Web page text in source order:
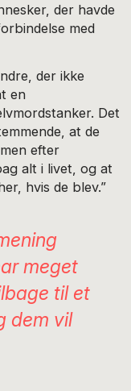
der havde
med
der ikke
en
Det
at de
efter
alt i livet, og at
hvis de blev.”
meget
til et
dem vil